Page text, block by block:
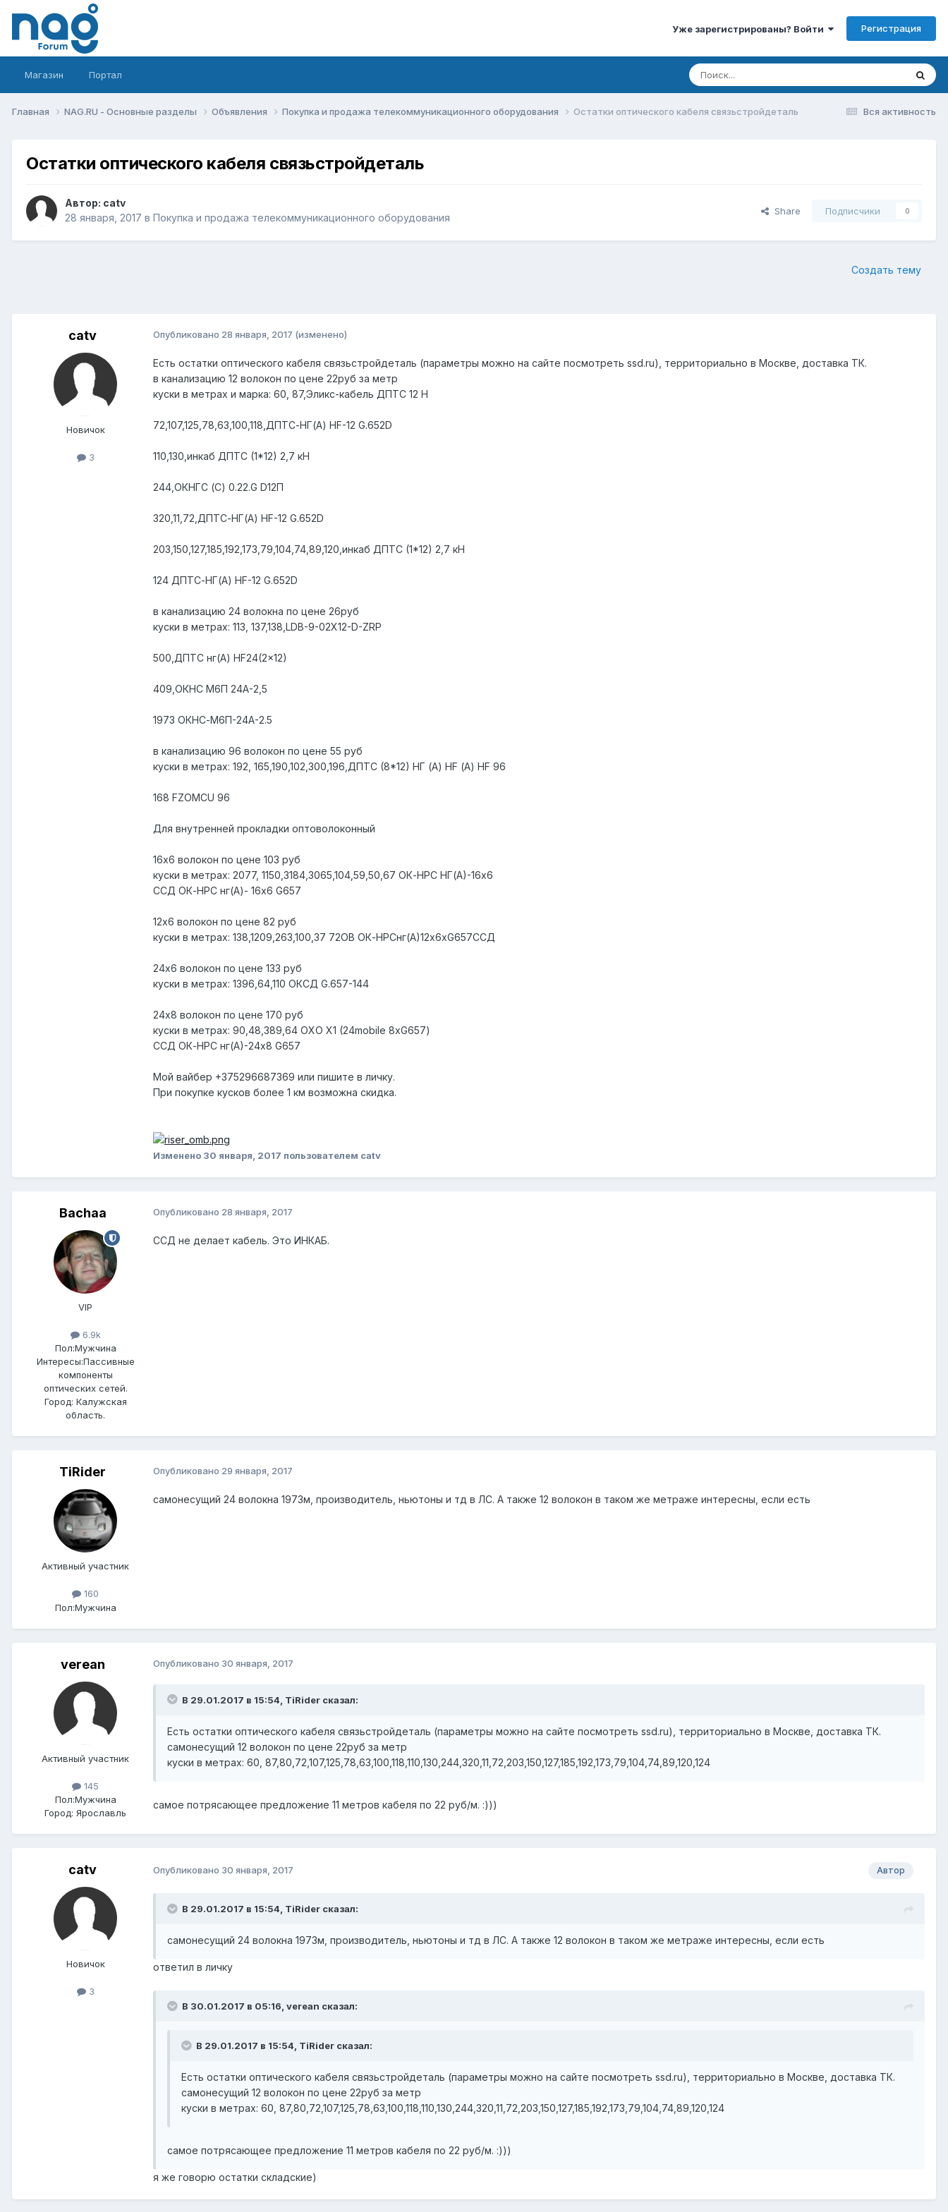
Уже зарегистрированы? Войти Регистрация
Магазин Портал
Вся активность
Главная NAG.RU - Основные разделы Объявления Покупка и продажа телекоммуникационного оборудования Остатки оптического кабеля связьстройдеталь
Остатки оптического кабеля связьстройдеталь
Автор: catv
28 января, 2017 в Покупка и продажа телекоммуникационного оборудования
Share Подписчики 0
Создать тему
catv
Новичок
3
Опубликовано 28 января, 2017 (изменено)
Есть остатки оптического кабеля связьстройдеталь (параметры можно на сайте посмотреть ssd.ru), территориально в Москве, доставка ТК.
в канализацию 12 волокон по цене 22руб за метр
куски в метрах и марка: 60, 87,Эликс-кабель ДПТС 12 Н
72,107,125,78,63,100,118,ДПТС-НГ(А) HF-12 G.652D
110,130,инкаб ДПТС (1*12) 2,7 кН
244,ОКНГС (С) 0.22.G D12П
320,11,72,ДПТС-НГ(А) HF-12 G.652D
203,150,127,185,192,173,79,104,74,89,120,инкаб ДПТС (1*12) 2,7 кН
124 ДПТС-НГ(А) HF-12 G.652D
в канализацию 24 волокна по цене 26руб
куски в метрах: 113, 137,138,LDB-9-02Х12-D-ZRP
500,ДПТС нг(А) HF24(2x12)
409,ОКНС М6П 24А-2,5
1973 ОКНС-М6П-24А-2.5
в канализацию 96 волокон по цене 55 руб
куски в метрах: 192, 165,190,102,300,196,ДПТС (8*12) НГ (А) НF (А) HF 96
168 FZOMCU 96
Для внутренней прокладки оптоволоконный
16х6 волокон по цене 103 руб
куски в метрах: 2077, 1150,3184,3065,104,59,50,67 ОК-НРС НГ(А)-16х6
ССД ОК-НРС нг(А)- 16х6 G657
12х6 волокон по цене 82 руб
куски в метрах: 138,1209,263,100,37 72ОВ ОК-НРСнг(А)12х6хG657ССД
24х6 волокон по цене 133 руб
куски в метрах: 1396,64,110 ОКСД G.657-144
24х8 волокон по цене 170 руб
куски в метрах: 90,48,389,64 ОХО Х1 (24mobile 8xG657)
ССД ОК-НРС нг(А)-24х8 G657
Мой вайбер +375296687369 или пишите в личку.
При покупке кусков более 1 км возможна скидка.
Изменено 30 января, 2017 пользователем catv
Bachaa
VIP
6.9k
Пол:Мужчина
Интересы:Пассивные
компоненты
оптических сетей.
Город: Калужская
область.
Опубликовано 28 января, 2017
ССД не делает кабель. Это ИНКАБ.
TiRider
Активный участник
160
Пол:Мужчина
Опубликовано 29 января, 2017
самонесущий 24 волокна 1973м, производитель, ньютоны и тд в ЛС. А также 12 волокон в таком же метраже интересны, если есть
verean
Активный участник
145
Пол:Мужчина
Город: Ярославль
Опубликовано 30 января, 2017
В 29.01.2017 в 15:54, TiRider сказал:
Есть остатки оптического кабеля связьстройдеталь (параметры можно на сайте посмотреть ssd.ru), территориально в Москве, доставка ТК.
самонесущий 12 волокон по цене 22руб за метр
куски в метрах: 60, 87,80,72,107,125,78,63,100,118,110,130,244,320,11,72,203,150,127,185,192,173,79,104,74,89,120,124
самое потрясающее предложение 11 метров кабеля по 22 руб/м. :)))
catv
Новичок
3
Автор
Опубликовано 30 января, 2017
В 29.01.2017 в 15:54, TiRider сказал:
самонесущий 24 волокна 1973м, производитель, ньютоны и тд в ЛС. А также 12 волокон в таком же метраже интересны, если есть
ответил в личку
В 30.01.2017 в 05:16, verean сказал:
В 29.01.2017 в 15:54, TiRider сказал:
Есть остатки оптического кабеля связьстройдеталь (параметры можно на сайте посмотреть ssd.ru), территориально в Москве, доставка ТК.
самонесущий 12 волокон по цене 22руб за метр
куски в метрах: 60, 87,80,72,107,125,78,63,100,118,110,130,244,320,11,72,203,150,127,185,192,173,79,104,74,89,120,124
самое потрясающее предложение 11 метров кабеля по 22 руб/м. :)))
я же говорю остатки складские)